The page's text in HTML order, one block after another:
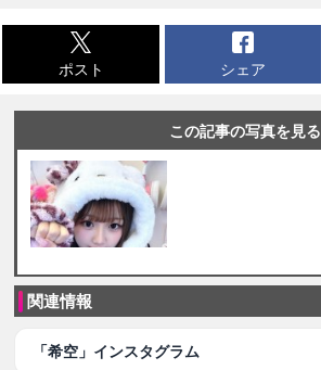
ポスト シェア
この記事の写真を見る
関連情報
「希空」インスタグラム